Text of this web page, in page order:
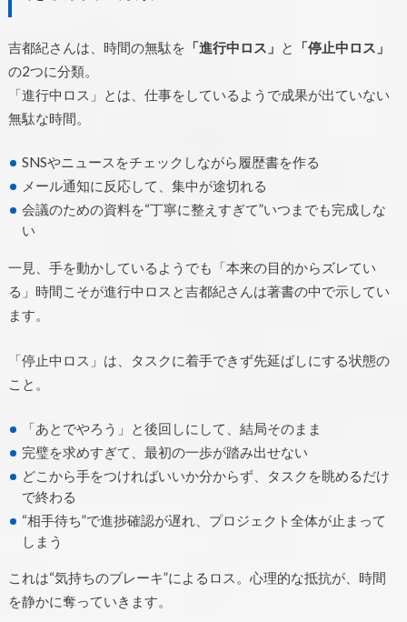
吉都紀さんは、時間の無駄を 「進行中ロス」 と
「停止中ロス」
の2つに分類。
「進行中ロス」とは、仕事をしているようで成果が出ていない
無駄な時間。
SNSやニュースをチェックしながら履歴書を作る
メール通知に反応して、集中が途切れる
会議のための資料を“丁寧に整えすぎて”いつまでも完成しな
い
一見、手を動かしているようでも「本来の目的からズレてい
る」時間こそが進行中ロスと吉都紀さんは著書の中で示してい
ます。
「停止中ロス」は、タスクに着手できず先延ばしにする状態の
こと。
「あとでやろう」と後回しにして、結局そのまま
完璧を求めすぎて、最初の一歩が踏み出せない
どこから手をつければいいか分からず、タスクを眺めるだけ
で終わる
“相手待ち”で進捗確認が遅れ、プロジェクト全体が止まって
しまう
これは“気持ちのブレーキ”によるロス。心理的な抵抗が、時間
を静かに奪っていきます。